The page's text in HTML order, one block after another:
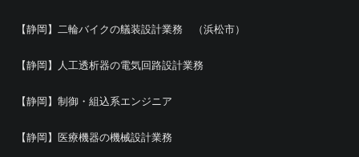
【静岡】二輪バイクの艤装設計業務 （浜松市）
【静岡】人工透析器の電気回路設計業務
【静岡】制御・組込系エンジニア
【静岡】医療機器の機械設計業務